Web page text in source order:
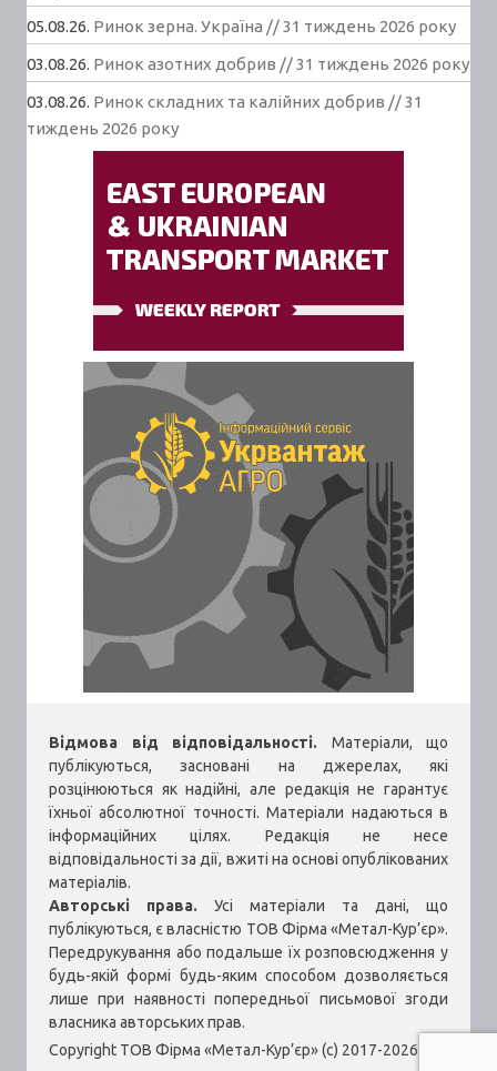
05.08.26. Ринок зерна. Україна // 31 тиждень 2026 року
03.08.26. Ринок азотних добрив // 31 тиждень 2026 року
03.08.26. Ринок складних та калійних добрив // 31
тиждень 2026 року
Відмова від відповідальності. Матеріали, що
публікуються, засновані на джерелах, які
розцінюються як надійні, але редакція не гарантує
їхньої абсолютної точності. Матеріали надаються в
інформаційних цілях. Редакція не несе
відповідальності за дії, вжиті на основі опублікованих
матеріалів.
Авторські права. Усі матеріали та дані, що
публікуються, є власністю ТОВ Фірма «Метал-Кур’єр».
Передрукування або подальше їх розповсюдження у
будь-якій формі будь-яким способом дозволяється
лише при наявності попередньої письмової згоди
власника авторських прав.
Copyright ТОВ Фірма «Метал-Кур’єр» (c) 2017-2026